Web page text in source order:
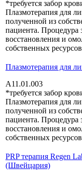
*требуется забор
Плазмотерапия для
полученной из
пациента. Процедура
восстановления и
собственных
Плазмотерапия для
А11.01.003
*требуется забор
Плазмотерапия для
полученной из
пациента. Процедура
восстановления и
собственных
PRP терапия Regen
(Швейцария)